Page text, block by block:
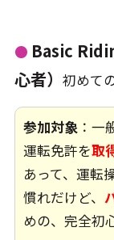
● Basic
心者） 初めて
参加対象：一
運転免許を取
あって、運転
慣れだけど、
めの、完全初